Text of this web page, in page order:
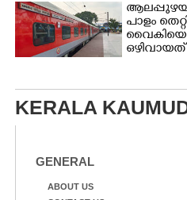
പാളം
KERALA
GENERAL
ABOUT US